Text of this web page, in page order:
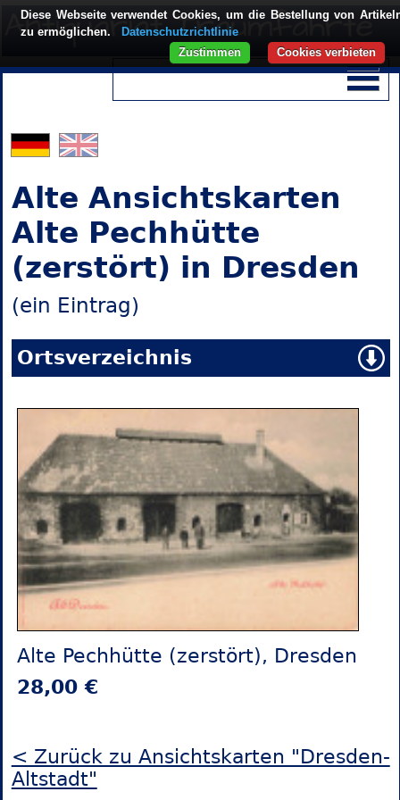
Alte Ansichtskarten
Alte Pechhütte
(zerstört) in Dresden
(ein Eintrag)
Ortsverzeichnis
Alte Pechhütte (zerstört), Dresden
28,00 €
< Zurück zu Ansichtskarten "Dresden-
Altstadt"
Diese Webseite verwendet Cookies, um die Bestellung von
zu ermöglichen.
Datenschutzrichtlinie
Cookies verbieten
Zustimmen